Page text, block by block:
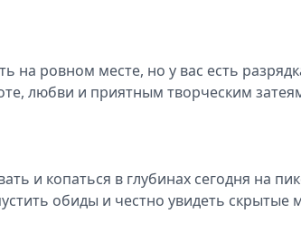
на ровном месте, но у вас есть
любви и приятным творческим
и копаться в глубинах сегодня на
обиды и честно увидеть скрытые